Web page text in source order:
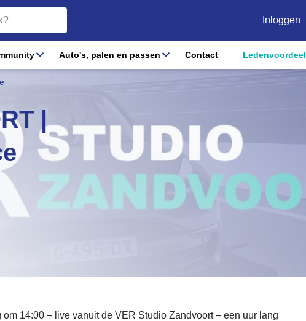
Inloggen
Auto's, palen en passen Contact Ledenvoordeel
|
om 14:00– live vanuit de VER Studio Zandvoort – een uur lang